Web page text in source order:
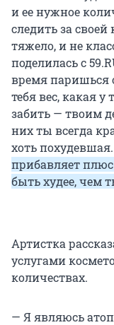
и ее нужное
следить за своей
тяжело, и не
поделилась с
время паришься
тебя вес, какая
забить — твоим
них ты всегда
хоть похудевшая.
прибавляет
быть худее, чем
Артистка
услугами
количествах.
— Я являюсь